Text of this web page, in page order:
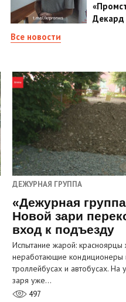
Декард
Все новости
ДЕЖУРНАЯ ГРУППА
«Дежурная
Новой зари
вход к подъезду
Испытание жарой: красноярцы
неработающие кондиционеры
троллейбусах и автобусах. На
заря уже…
497